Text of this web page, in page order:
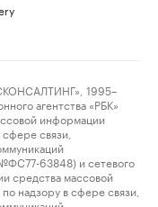
1995–
агентства «РБК»
информации
связи,
63848) и сетевого
средства массовой
надзору в сфере связи,